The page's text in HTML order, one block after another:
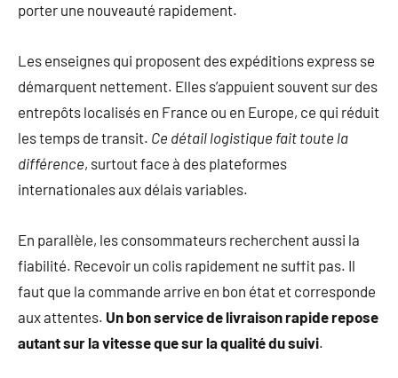
non
féminine
et
porter une nouveauté rapidement.
Les enseignes qui proposent des expéditions express se
démarquent nettement. Elles s’appuient souvent sur des
entrepôts localisés en France ou en Europe, ce qui réduit
les temps de transit. Ce détail logistique fait toute la
différence, surtout face à des plateformes
internationales aux délais variables.
En parallèle, les consommateurs recherchent aussi la
fiabilité. Recevoir un colis rapidement ne suffit pas. Il
faut que la commande arrive en bon état et corresponde
aux attentes. Un bon service de livraison rapide repose
autant sur la vitesse que sur la qualité du suivi.